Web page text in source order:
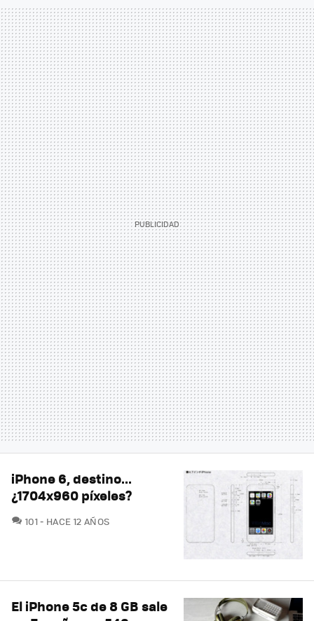
iPhone 6, destino...
¿1704x960 píxeles?
101 COMENTARIOS
HACE 12 AÑOS
El iPhone 5c de 8 GB sale